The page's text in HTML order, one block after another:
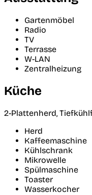
Gartenmöbel
Radio
TV
Terrasse
W-LAN
Zentralheizung
Küche
2-Plattenherd,
Herd
Kaffeemaschine
Kühlschrank
Mikrowelle
Spülmaschine
Toaster
Wasserkocher